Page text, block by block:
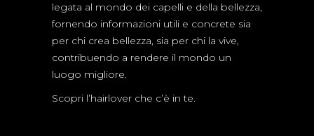
legata al mondo dei capelli e della bellezza,
fornendo informazioni utili e concrete sia
per chi crea bellezza, sia per chi la vive,
contribuendo a rendere il mondo un
luogo migliore.
Scopri l’hairlover che c’è in te.